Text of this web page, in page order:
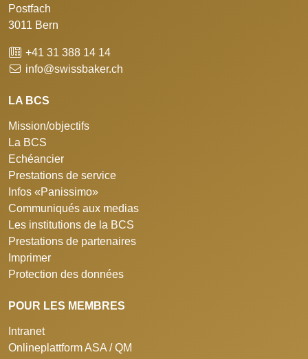
Postfach
3011 Bern
+41 31 388 14 14
info@swissbaker.ch
LA BCS
Mission/objectifs
La BCS
Echéancier
Prestations de service
Infos «Panissimo»
Communiqués aux medias
Les institutions de la BCS
Prestations de partenaires
Imprimer
Protection des données
POUR LES MEMBRES
Intranet
Onlineplattform ASA / QM